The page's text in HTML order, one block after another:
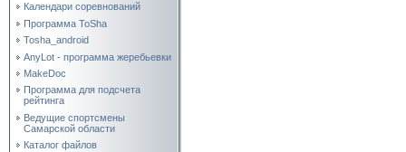
Календари соревнований
Программа ToSha
Tosha_android
AnyLot - программа жеребьевки
MakeDoc
Программа для подсчета
рейтинга
Ведущие спортсмены
Самарской области
Каталог файлов